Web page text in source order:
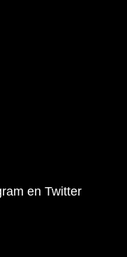
en Twitter